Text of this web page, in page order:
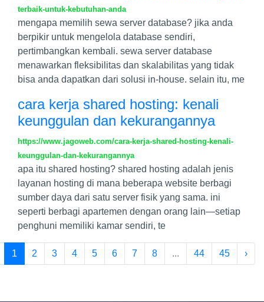
terbaik-untuk-kebutuhan-anda
mengapa memilih sewa server database? jika anda
berpikir untuk mengelola database sendiri,
pertimbangkan kembali. sewa server database
menawarkan fleksibilitas dan skalabilitas yang tidak
bisa anda dapatkan dari solusi in-house. selain itu, me
cara kerja shared hosting: kenali
keunggulan dan kekurangannya
https://www.jagoweb.com/cara-kerja-shared-hosting-kenali-
keunggulan-dan-kekurangannya
apa itu shared hosting? shared hosting adalah jenis
layanan hosting di mana beberapa website berbagi
sumber daya dari satu server fisik yang sama. ini
seperti berbagi apartemen dengan orang lain—setiap
penghuni memiliki kamar sendiri, te
1 2 3 4 5 6 7 8 ... 44 45 ›